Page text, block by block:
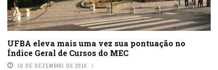
UFBA eleva mais uma vez sua pontuação no
Índice Geral de Cursos do MEC
19 DE DEZEMBRO DE 2019